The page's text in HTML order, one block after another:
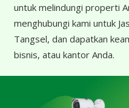
untuk melindungi properti
menghubungi kami untuk
Tangsel, dan dapatkan
bisnis, atau kantor Anda.